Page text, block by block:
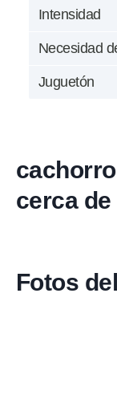
Intensidad
Necesidad
Juguetón
cerca de
Fotos